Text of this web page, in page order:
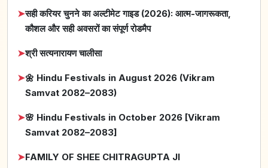
➤सही करियर चुनने का अल्टीमेट गाइड (2026): आत्म-जागरूकता,
कौशल और सही अवसरों का संपूर्ण रोडमैप
➤श्री सत्यनारायण चालीसा
➤🌼 Hindu Festivals in August 2026 (Vikram
Samvat 2082–2083)
➤🌸 Hindu Festivals in October 2026 [Vikram
Samvat 2082–2083]
➤FAMILY OF SHEE CHITRAGUPTA JI